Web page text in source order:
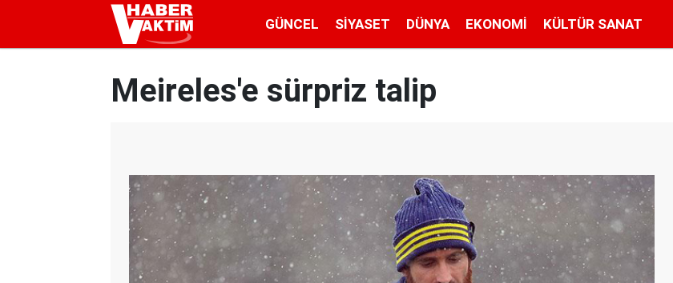
GÜNCEL SIYASET DÜNYA EKONOMI KÜLTÜR SANAT
Meireles'e sürpriz talip